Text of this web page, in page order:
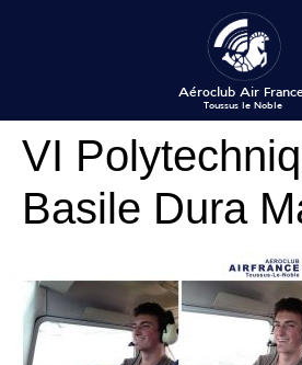
VI
Basile Dura